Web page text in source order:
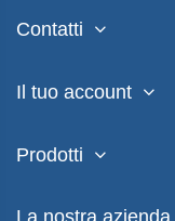
Contatti
Il tuo account
Prodotti